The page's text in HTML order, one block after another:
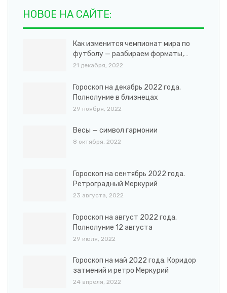
НОВОЕ НА САЙТЕ:
Как изменится чемпионат мира по
футболу — разбираем форматы,…
21 декабря, 2022
Гороскоп на декабрь 2022 года.
Полнолуние в близнецах
29 ноября, 2022
Весы — символ гармонии
8 октября, 2022
Гороскоп на сентябрь 2022 года.
Ретроградный Меркурий
23 августа, 2022
Гороскоп на август 2022 года.
Полнолуние 12 августа
29 июля, 2022
Гороскоп на май 2022 года. Коридор
затмений и ретро Меркурий
24 апреля, 2022